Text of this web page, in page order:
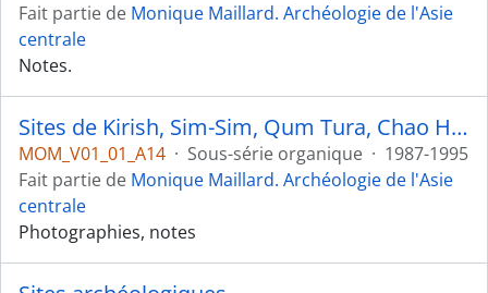
Fait partie de Monique Maillard. Archéologie de l'Asie
centrale
Notes.
Sites de Kirish, Sim-Sim, Qum Tura, Chao Huashan et bouddhisme sino-japonais
MOM_V01_01_A14 · Sous-série organique · 1987-1995
Fait partie de Monique Maillard. Archéologie de l'Asie
centrale
Photographies, notes